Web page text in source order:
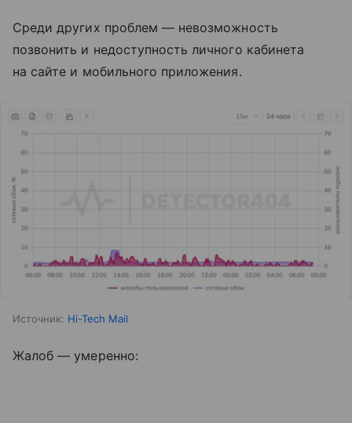
Среди других проблем — невозможность
позвонить и недоступность личного кабинета
на сайте и мобильного приложения.
Источник: Hi-Tech Mail
Жалоб — умеренно: